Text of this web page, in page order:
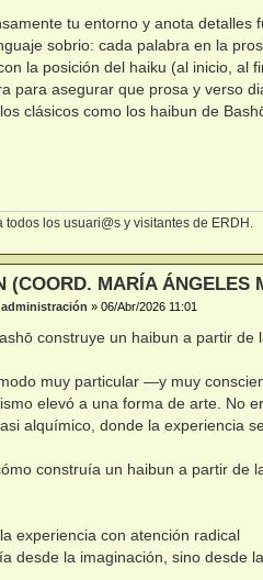
tu entorno y anota detalles
sobrio: cada palabra en la
la posición del haiku (al inicio, al
para asegurar que prosa y verso
clásicos como los haibun de
todos los usuari@s y visitantes de ERDH.
(COORD. MARÍA ÁNGELES
» 06/Abr/2026 11:01
construye un haibun a partir de
muy particular —y muy
elevó a una forma de arte. No
alquímico, donde la experiencia
construía un haibun a partir de
experiencia con atención radical
desde la imaginación, sino desde